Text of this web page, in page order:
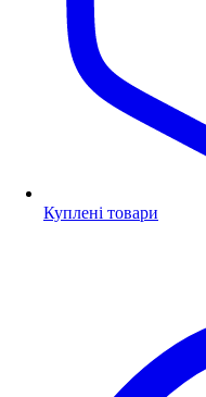
Куплені товари